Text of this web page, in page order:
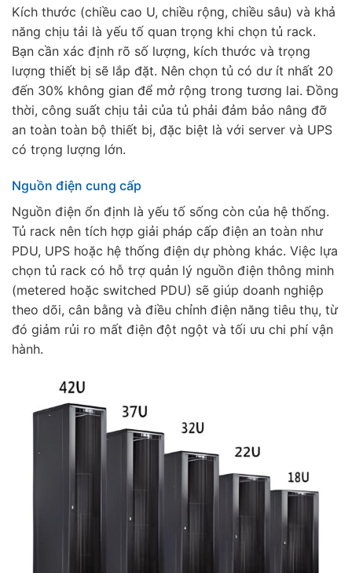
Kích thước (chiều cao U, chiều rộng, chiều sâu) và khả
năng chịu tải là yếu tố quan trọng khi chọn tủ rack.
Bạn cần xác định rõ số lượng, kích thước và trọng
lượng thiết bị sẽ lắp đặt. Nên chọn tủ có dư ít nhất 20
đến 30% không gian để mở rộng trong tương lai. Đồng
thời, công suất chịu tải của tủ phải đảm bảo nâng đỡ
an toàn toàn bộ thiết bị, đặc biệt là với server và UPS
có trọng lượng lớn.
Nguồn điện cung cấp
Nguồn điện ổn định là yếu tố sống còn của hệ thống.
Tủ rack nên tích hợp giải pháp cấp điện an toàn như
PDU, UPS hoặc hệ thống điện dự phòng khác. Việc lựa
chọn tủ rack có hỗ trợ quản lý nguồn điện thông minh
(metered hoặc switched PDU) sẽ giúp doanh nghiệp
theo dõi, cân bằng và điều chỉnh điện năng tiêu thụ, từ
đó giảm rủi ro mất điện đột ngột và tối ưu chi phí vận
hành.